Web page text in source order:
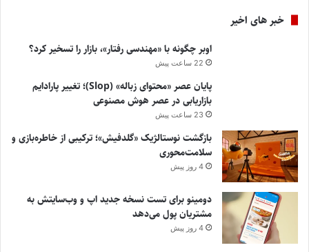
خبر های اخیر
اوبر چگونه با «مهندسی رفتار»، بازار را تسخیر کرد؟
22 ساعت پیش
پایان عصر «محتوای زباله» (Slop)؛ تغییر پارادایم
بازاریابی در عصر هوش مصنوعی
23 ساعت پیش
بازگشت نوستالژیک «گلدفیش»؛ ترکیبی از خاطره‌بازی و
سلامت‌محوری
4 روز پیش
دومینو برای تست نسخه جدید اپ و وب‌سایتش به
مشتریان پول می‌دهد
4 روز پیش